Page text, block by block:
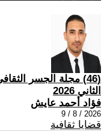
(46) مجلة الجسر
الثاني 2026
فؤاد أحمد عايش
2026 / 8 / 9
قضايا ثقافية